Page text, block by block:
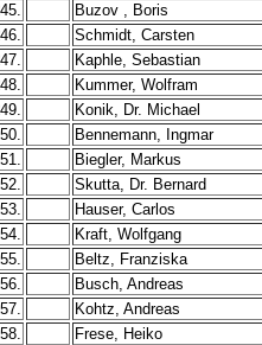
Buzov , Boris
Schmidt, Carsten
Kaphle, Sebastian
Kummer, Wolfram
Konik, Dr. Michael
Bennemann, Ingmar
Biegler, Markus
Skutta, Dr. Bernard
Hauser, Carlos
Kraft, Wolfgang
Beltz, Franziska
Busch, Andreas
Kohtz, Andreas
Frese, Heiko